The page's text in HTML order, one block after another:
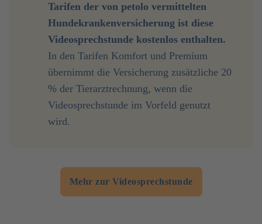
Tarifen der von petolo vermittelten
Hundekrankenversicherung ist diese
Videosprechstunde kostenlos enthalten.
In den Tarifen Komfort und Premium
übernimmt die Versicherung zusätzliche 20
% der Tierarztrechnung, wenn die
Videosprechstunde im Vorfeld genutzt
wird.
Mehr zur Videosprechstunde